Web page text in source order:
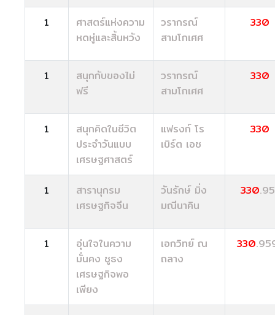
1
ศาสตร์แห่งความ
หดหู่และสิ้นหวัง
วรากรณ์
สามโกเศศ
330
1
สนุกกับของไม่
ฟรี
วรากรณ์
สามโกเศศ
330
1
สนุกคิดในชีวิต
ประจำวันแบบ
เศรษฐศาสตร์
แฟรงก์ โร
เบิร์ต เอช
330
1
สารานุกรม
เศรษฐกิจจีน
วันรักษ์ มิ่ง
มณีนาคิน
330
1
อุ่นใจในความ
มั่นคง ชูธง
เศรษฐกิจพอ
เพียง
เอกวิทย์ ณ
ถลาง
330